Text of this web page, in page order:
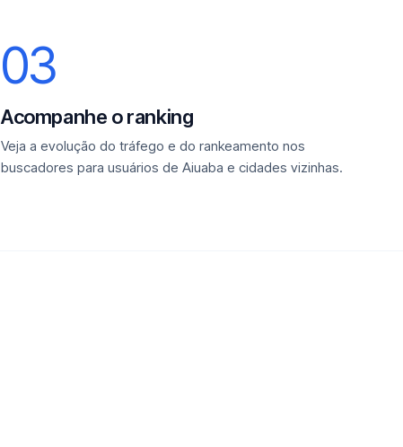
03
Acompanhe o ranking
Veja a evolução do tráfego e do rankeamento nos
buscadores para usuários de Aiuaba e cidades vizinhas.